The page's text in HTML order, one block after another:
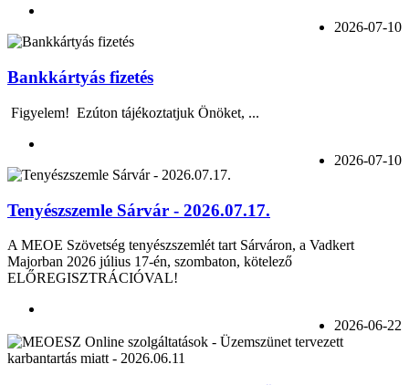
2026-07-10
Bankkártyás fizetés
Figyelem! Ezúton tájékoztatjuk Önöket, ...
2026-07-10
Tenyészszemle Sárvár - 2026.07.17.
A MEOE Szövetség tenyészszemlét tart Sárváron, a Vadkert
Majorban 2026 július 17-én, szombaton, kötelező
ELŐREGISZTRÁCIÓVAL!
2026-06-22